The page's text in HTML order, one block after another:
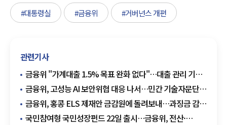
#대통령실 #금융위 #거버넌스 개편
관련기사
금융위 "가계대출 1.5% 목표 완화 없다"…대출 관리 기조
엄격 유지
금융위, 고성능 AI 보안위협 대응 나서…민간 기술자문단
가동
금융위, 홍콩 ELS 제재안 금감원에 돌려보내…과징금 감경
가능성 주목
국민참여형 국민성장펀드 22일 출시…금융위, 전산·